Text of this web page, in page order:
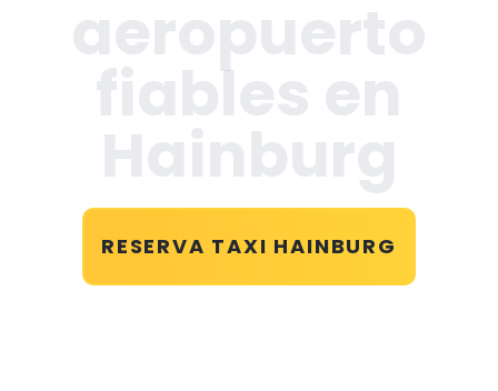
fiables en
RESERVA TAXI HAINBURG